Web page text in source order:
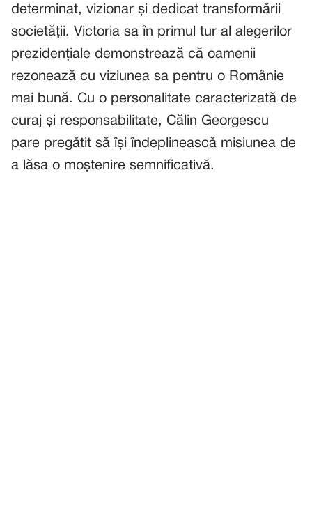
determinat, vizionar și dedicat transformării
societății. Victoria sa în primul tur al alegerilor
prezidențiale demonstrează că oamenii
rezonează cu viziunea sa pentru o Românie
mai bună. Cu o personalitate caracterizată de
curaj și responsabilitate, Călin Georgescu
pare pregătit să își îndeplinească misiunea de
a lăsa o moștenire semnificativă.